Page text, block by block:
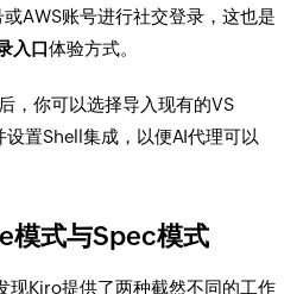
AWS账号进行社交登录，这也是
入口体验方式。
，你可以选择导入现有的VS
置Shell集成，以便AI代理可以
模式与Spec模式
现Kiro提供了两种截然不同的工作